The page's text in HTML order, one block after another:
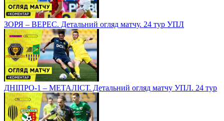
ЗОРЯ – ВЕРЕС. Детальний огляд матчу. 24 тур УПЛ
ДНІПРО-1 – МЕТАЛІСТ. Детальний огляд матчу УПЛ. 24 тур